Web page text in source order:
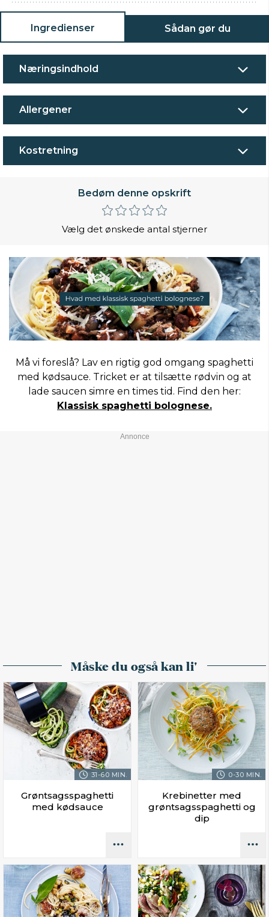
Ingredienser Sådan gør du
Næringsindhold
Allergener
Kostretning
Bedøm denne opskrift
Vælg det ønskede antal stjerner
Må vi foreslå? Lav en rigtig god omgang spaghetti
med kødsauce. Tricket er at tilsætte rødvin og at
lade saucen simre en times tid. Find den her:
Klassisk spaghetti bolognese.
Måske du også kan li'
31-60 MIN.
Grøntsagsspaghetti
med kødsauce
0-30 MIN.
Krebinetter med
grøntsagsspaghetti og
dip